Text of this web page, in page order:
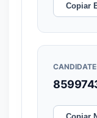
Copiar